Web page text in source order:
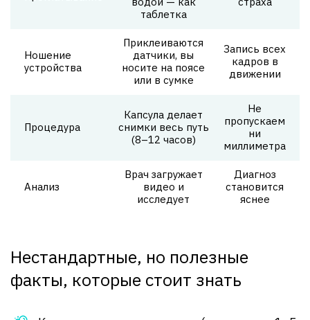
таблетка
Ношение
устройства
Приклеиваются
датчики, вы
носите на поясе
или в сумке
Запись всех
кадров в
движении
Процедура
Капсула делает
снимки весь путь
(8–12 часов)
Не
пропускаем
ни
миллиметра
Анализ
Врач загружает
видео и
исследует
Диагноз
становится
яснее
Нестандартные, но полезные
факты, которые стоит знать